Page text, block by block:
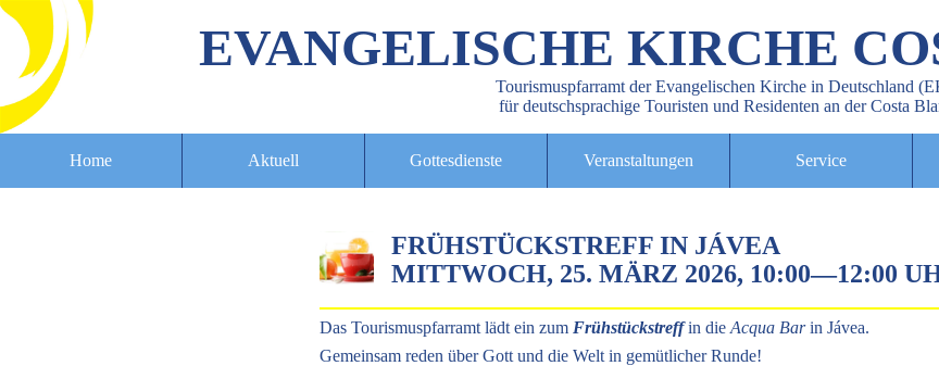
EVANGELISCHE KIRCHE
Tourismuspfarramt der Evangelischen Kirche in Deutschland
für deutschsprachige Touristen und Residenten an der Costa
Home Aktuell Gottesdienste Veranstaltungen Service
FRÜHSTÜCKSTREFF IN JÁVEA
MITTWOCH, 25. MÄRZ 2026, 10:00—12:00
Das Tourismuspfarramt lädt ein zum Frühstückstreffin dieAcqua Barin Jávea.
Gemeinsam reden über Gott und die Welt in gemütlicher Runde!